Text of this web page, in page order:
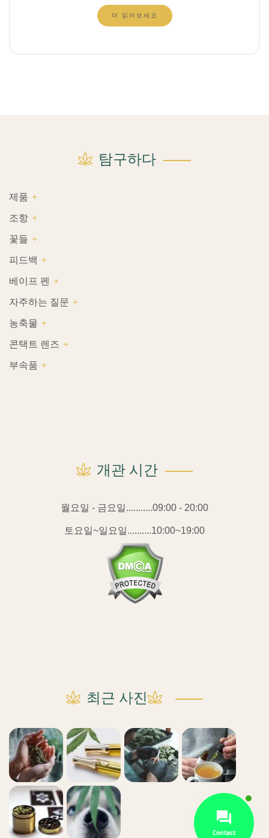
더 읽어보세요
탐구하다
제품
조항
꽃들
피드백
베이프 펜
자주하는 질문
농축물
콘택트 렌즈
부속품
개관 시간
월요일 - 금요일...........09:00 - 20:00
토요일~일요일..........10:00~19:00
최근 사진
Contact